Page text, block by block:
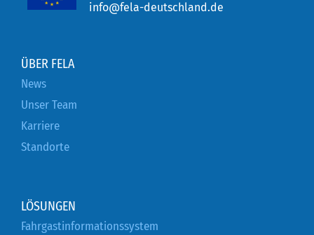
info@fela-deutschland.de
ÜBER FELA
News
Unser Team
Karriere
Standorte
LÖSUNGEN
Fahrgastinformationssystem